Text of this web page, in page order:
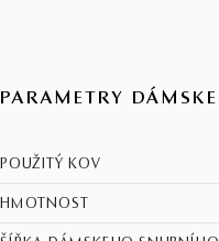
PARAMETRY
POUŽITÝ KOV
HMOTNOST